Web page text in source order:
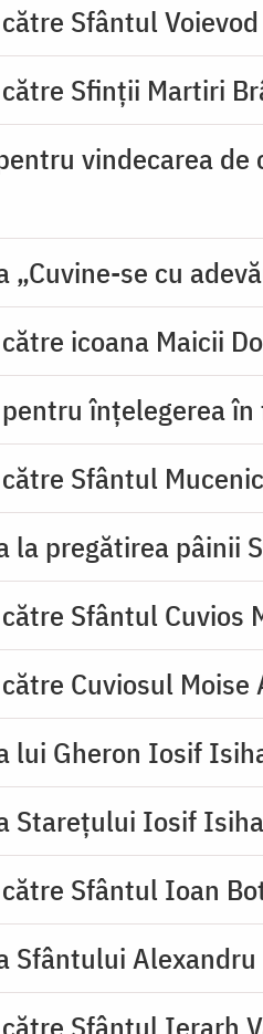
Sfântul
Sfinții Martiri
vindecarea de
„Cuvine-se cu
icoana Maicii
înţelegerea
Sfântul
la pregătirea pâinii
Sfântul Cuvios
Cuviosul
lui Gheron Iosif
Starețului Iosif
Sfântul Ioan
Sfântului
Sfântul Ierarh